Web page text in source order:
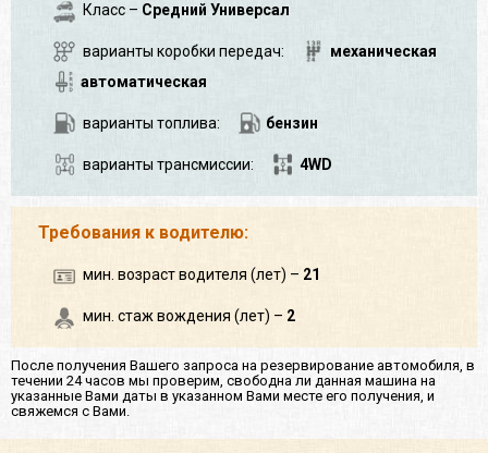
Класс – Средний Универсал
варианты коробки передач:
механическая
автоматическая
варианты топлива: бензин
варианты трансмиссии: 4WD
Требования к водителю:
мин. возраст водителя (лет) – 21
мин. стаж вождения (лет) – 2
После получения Вашего запроса на резервирование автомобиля, в
течении 24 часов мы проверим, свободна ли данная машина на
указанные Вами даты в указанном Вами месте его получения, и
свяжемся с Вами.